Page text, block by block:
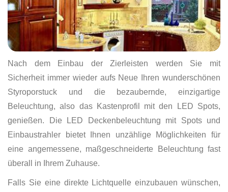
Nach dem Einbau der Zierleisten werden Sie mit
Sicherheit immer wieder aufs Neue Ihren wunderschönen
Styroporstuck und die bezaubernde, einzigartige
Beleuchtung, also das Kastenprofil mit den LED Spots,
genießen. Die LED Deckenbeleuchtung mit Spots und
Einbaustrahler bietet Ihnen unzählige Möglichkeiten für
eine angemessene, maßgeschneiderte Beleuchtung fast
überall in Ihrem Zuhause.
Falls Sie eine direkte Lichtquelle einzubauen wünschen,